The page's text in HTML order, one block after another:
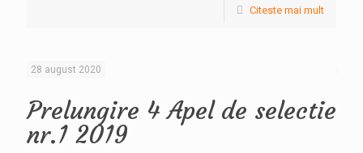
Citeste mai mult
28 august 2020
Prelungire 4 Apel de selectie
nr.1 2019